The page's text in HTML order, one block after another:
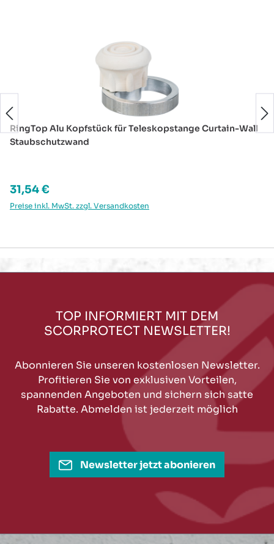
RingTop Alu Kopfstück für Teleskopstange Curtain-Wall
Staubschutzwand
Regulärer Preis:
31,54 €
Preise inkl. MwSt. zzgl. Versandkosten
TOP INFORMIERT MIT DEM
SCORPROTECT NEWSLETTER!
Abonnieren Sie unseren kostenlosen Newsletter.
Profitieren Sie von exklusiven Vorteilen,
spannenden Angeboten und sichern sich satte
Rabatte. Abmelden ist jederzeit möglich
Newsletter jetzt abonieren